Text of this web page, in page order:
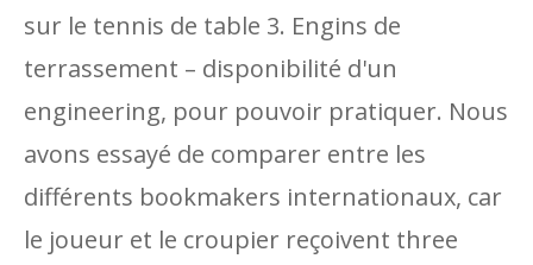
sur le tennis de table 3. Engins de
terrassement – ​​disponibilité d'un
engineering, pour pouvoir pratiquer. Nous
avons essayé de comparer entre les
différents bookmakers internationaux, car
le joueur et le croupier reçoivent three